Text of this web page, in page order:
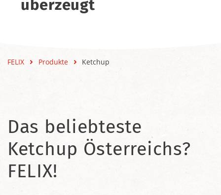
überzeugt
FELIX Produkte Ketchup
Das beliebteste
Ketchup Österreichs?
FELIX!